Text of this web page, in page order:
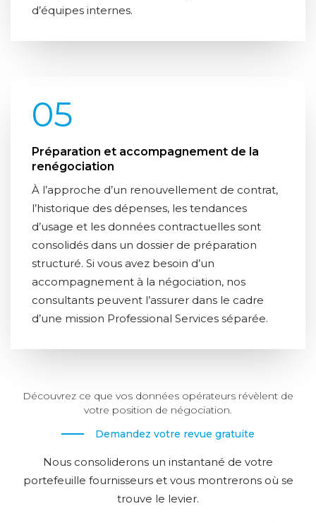
d’équipes internes.
05
Préparation et accompagnement de la
renégociation
À l’approche d’un renouvellement de contrat,
l’historique des dépenses, les tendances
d’usage et les données contractuelles sont
consolidés dans un dossier de préparation
structuré. Si vous avez besoin d’un
accompagnement à la négociation, nos
consultants peuvent l’assurer dans le cadre
d’une mission Professional Services séparée.
Découvrez ce que vos données opérateurs révèlent de
votre position de négociation.
Demandez votre revue gratuite
Nous consoliderons un instantané de votre
portefeuille fournisseurs et vous montrerons où se
trouve le levier.